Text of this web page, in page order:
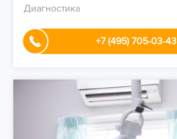
Диагностика
+7 (495) 705-03-43